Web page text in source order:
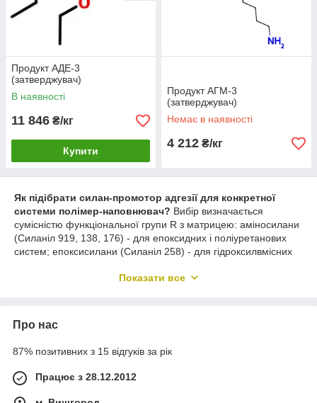
Продукт АДЕ-3
(затверджувач)
В наявності
11 846 ₴/кг
Купити
Продукт АГМ-3
(затверджувач)
Немає в наявності
4 212 ₴/кг
Як підібрати силан-промотор адгезії для конкретної
системи полімер-наповнювач? Вибір визначається
сумісністю функціональної групи R з матрицею: аміносилани
(Силаніл 919, 138, 176) - для епоксидних і поліуретанових
систем; епоксисилани (Силаніл 258) - для гідроксилвмісних
(Силаніл 250) - для акрилових і ненасичених поліефірних
неорганічною поверхнею (скло, більшість металів, мінеральні
наповнювачі) потрібні поверхневі OH-групи - вони реагують
без додаткової підготовки. Для вбудовування в полімерну
матрицю силан підбирають за механізмом полімеризації:
вініл- і метакрилоксисилани працюють через радикальну
співполімеризацію, епокси- і аміносилани - через розкриття
циклу чи приєднання; плазмова або коронна активація
Показати все
Про нас
87% позитивних з 15 відгуків за рік
Працює з 28.12.2012